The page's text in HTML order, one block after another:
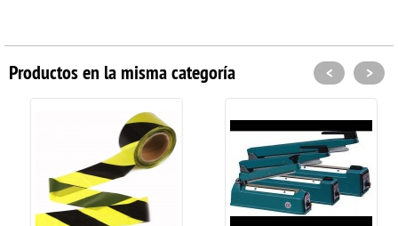
Productos en la misma categoría < >